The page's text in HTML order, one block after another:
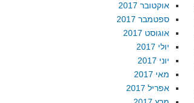
אוקטובר 2017
ספטמבר 2017
אוגוסט 2017
יולי 2017
יוני 2017
מאי 2017
אפריל 2017